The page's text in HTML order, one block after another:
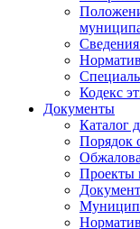
Кодекс
Документы
Каталог
Порядок
Проекты